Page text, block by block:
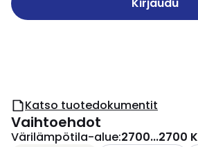
Katso tuotedokumentit
Vaihtoehdot
Värilämpötila-alue:2700...2700 K